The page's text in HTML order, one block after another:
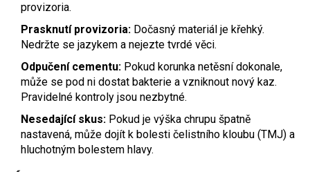
provizoria.
Prasknutí provizoria: Dočasný materiál je křehký.
Nedržte se jazykem a nejezte tvrdé věci.
Odpučení cementu: Pokud korunka netěsní dokonale,
může se pod ni dostat bakterie a vzniknout nový kaz.
Pravidelné kontroly jsou nezbytné.
Nesedající skus: Pokud je výška chrupu špatně
nastavená, může dojít k bolesti čelistního kloubu (TMJ) a
hluchotným bolestem hlavy.